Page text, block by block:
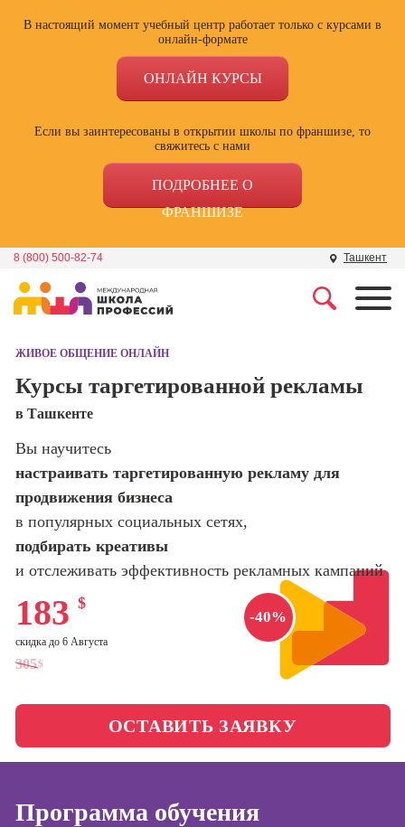
В настоящий момент учебный центр работает только с курсами в
онлайн-формате
ОНЛАЙН КУРСЫ
Если вы заинтересованы в открытии школы по франшизе, то
свяжитесь с нами
ПОДРОБНЕЕ О
ФРАНШИЗЕ
8 (800) 500-82-74 Ташкент
Школа дизайна
программирования
Школа психологии
Школа актерского
мастерства
Школа бизнеса и
управления
поисковой
сайтов)
Профессия
Менеджер по
маркетингу в
социальных
сетях (SMM-
менеджер)
Специалист по
таргетингу
ЖИВОЕ ОБЩЕНИЕ ОНЛАЙН
Курсы таргетированной рекламы
в Ташкенте
Вы научитесь
настраивать таргетированную рекламу для
продвижения бизнеса
в популярных социальных сетях,
подбирать креативы
и отслеживать эффективность рекламных кампаний
-40%
305$
183 $
скидка до 6 Августа
ОСТАВИТЬ ЗАЯВКУ
Программа обучения